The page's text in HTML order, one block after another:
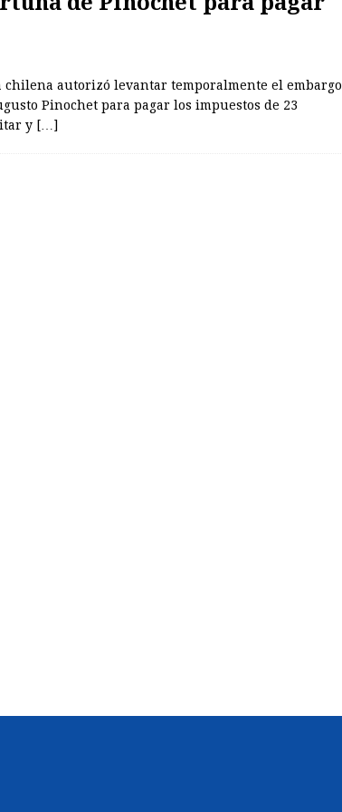
chilena autorizó levantar temporalmente el embargo
Pinochet para pagar los impuestos de 23
y […]